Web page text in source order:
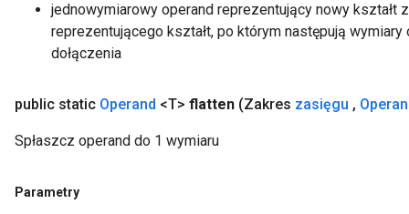
jednowymiarowy operand reprezentujący nowy kształt
reprezentującego kształt, po którym następują
dołączenia
public static Operand <T> flatten (Zakres zasięgu ,
Spłaszcz operand do 1 wymiaru
Parametry